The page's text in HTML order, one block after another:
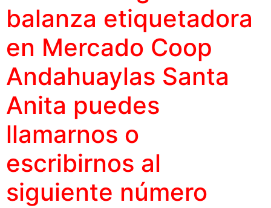
balanza etiquetadora
en Mercado Coop
Andahuaylas Santa
Anita puedes
llamarnos o
escribirnos al
siguiente número